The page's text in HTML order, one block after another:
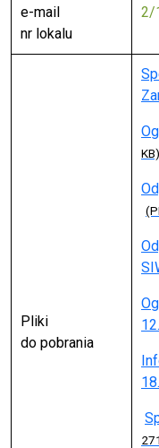
e-mail
nr lokalu
2/
Pliki
do pobrania
KB)